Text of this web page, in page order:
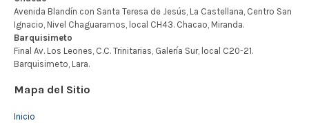
Mapa del Sitio
Inicio